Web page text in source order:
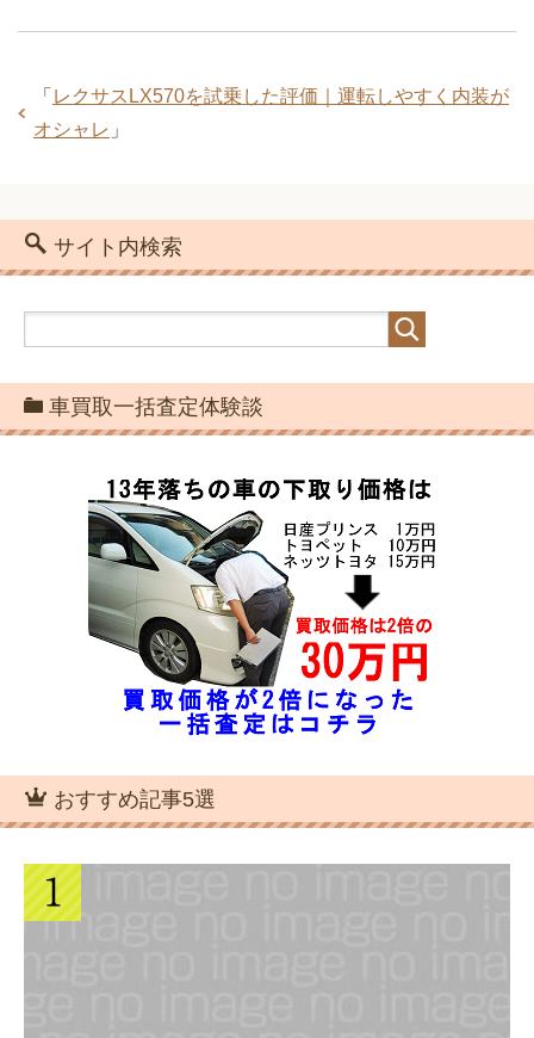
「 レクサスLX570を試乗した評価｜運転しやすく内装が
オシャレ 」
サイト内検索
車買取一括査定体験談
おすすめ記事5選